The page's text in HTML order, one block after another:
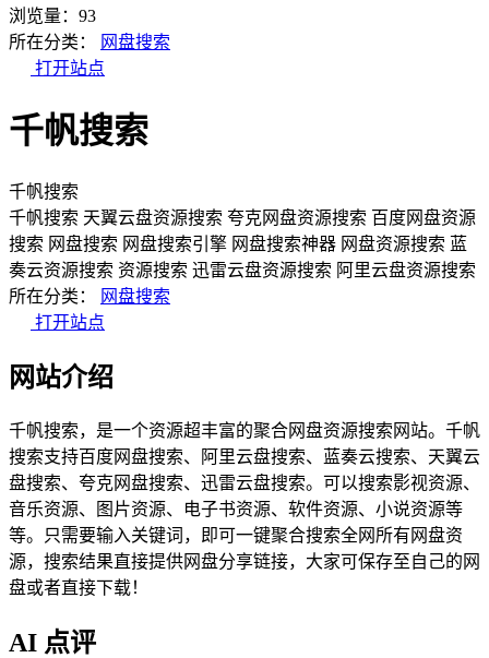
浏览量：93
所在分类：
网盘搜索
打开站点
千帆搜索
千帆搜索
千帆搜索 天翼云盘资源搜索 夸克网盘资源搜索 百度网盘资源
搜索 网盘搜索 网盘搜索引擎 网盘搜索神器 网盘资源搜索 蓝
奏云资源搜索 资源搜索 迅雷云盘资源搜索 阿里云盘资源搜索
所在分类：
网盘搜索
打开站点
网站介绍
千帆搜索，是一个资源超丰富的聚合网盘资源搜索网站。千帆
搜索支持百度网盘搜索、阿里云盘搜索、蓝奏云搜索、天翼云
盘搜索、夸克网盘搜索、迅雷云盘搜索。可以搜索影视资源、
音乐资源、图片资源、电子书资源、软件资源、小说资源等
等。只需要输入关键词，即可一键聚合搜索全网所有网盘资
源，搜索结果直接提供网盘分享链接，大家可保存至自己的网
盘或者直接下载！
AI 点评